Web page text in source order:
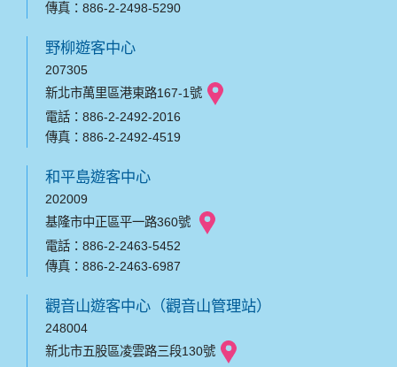
傳真：886-2-2498-5290
野柳遊客中心
207305
新北市萬里區港東路167-1號
電話：886-2-2492-2016
傳真：886-2-2492-4519
和平島遊客中心
202009
基隆市中正區平一路360號
電話：886-2-2463-5452
傳真：886-2-2463-6987
觀音山遊客中心（觀音山管理站）
248004
新北市五股區凌雲路三段130號